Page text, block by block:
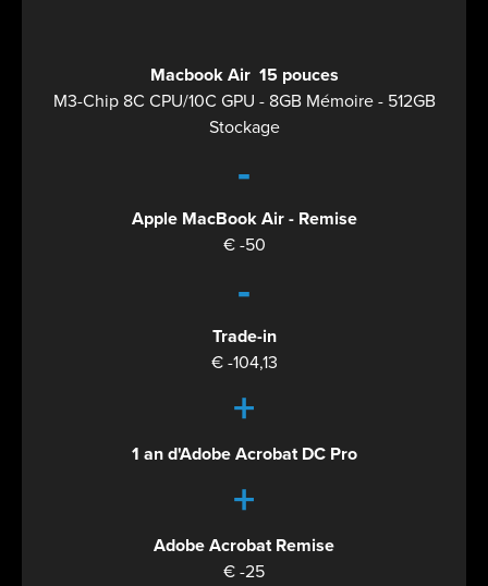
Macbook Air 15 pouces
M3-Chip 8C CPU/10C GPU - 8GB Mémoire - 512GB
Stockage
-
Apple MacBook Air - Remise
€ -50
-
Trade-in
€ -104,13
+
1 an d'Adobe Acrobat DC Pro
+
Adobe Acrobat Remise
€ -25